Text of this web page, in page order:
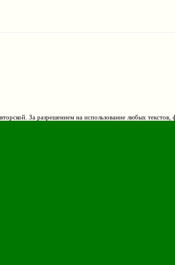
За разрешением на использование любых